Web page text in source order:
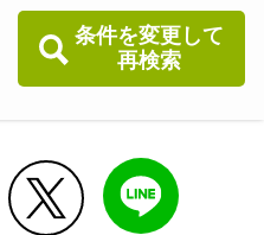
条件を変更して
再検索